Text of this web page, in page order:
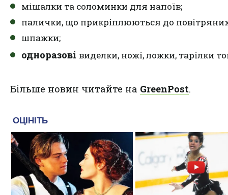
мішалки та соломинки для напоїв;
палички, що прикріплюються до
шпажки;
одноразові виделки, ножі, ложки, тарілки
Більше новин читайте на GreenPost.